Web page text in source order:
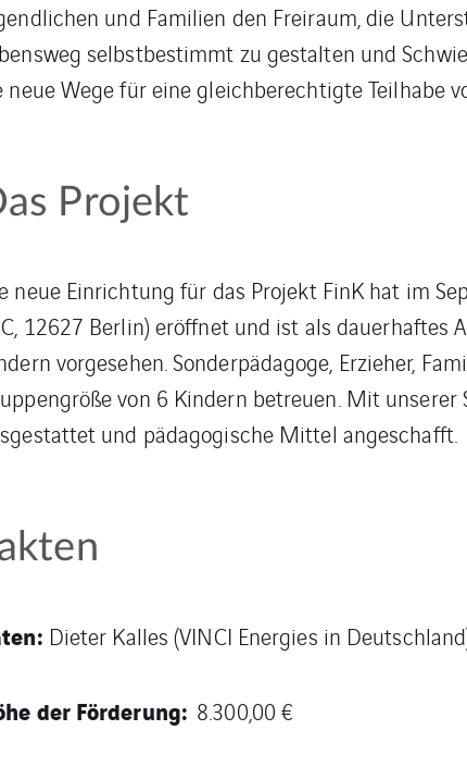
und Familien den Freiraum, die
selbstbestimmt zu gestalten und
neue Wege für eine gleichberechtigte Teilhabe
Projekt
neue Einrichtung für das Projekt FinK hat im
12627 Berlin) eröffnet und ist als dauerhaftes
vorgesehen. Sonderpädagoge, Erzieher,
von 6 Kindern betreuen. Mit
und pädagogische Mittel angeschafft.
Dieter Kalles (VINCI Energies in
der Förderung: 8.300,00 €